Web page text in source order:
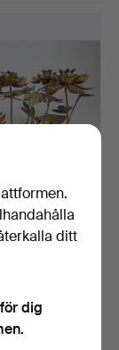
patinerad
mode…
mar 2026 ditt
dig